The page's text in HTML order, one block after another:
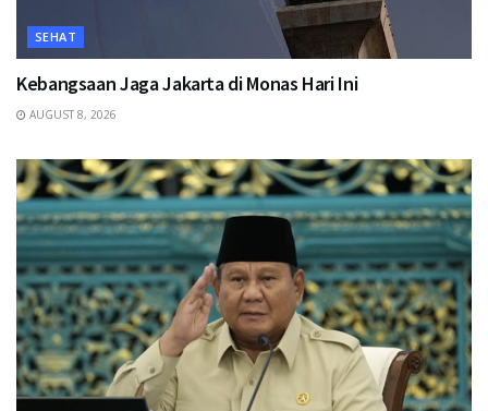
SEHAT
Kebangsaan Jaga Jakarta di Monas Hari Ini
AUGUST 8, 2026